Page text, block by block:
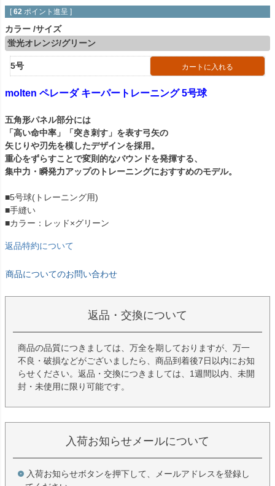
[ 62 ポイント進呈 ]
カラー サイズ
蛍光オレンジ/グリーン
5号 カートに入れる
molten ペレーダ キーパートレーニング 5号球
五角形パネル部分には
「高い命中率」「突き刺す」を表す弓矢の
矢じりや刃先を模したデザインを採用。
重心をずらすことで変則的なバウンドを発揮する、
集中力・瞬発力アップのトレーニングにおすすめのモデル。
■5号球(トレーニング用)
■手縫い
■カラー：レッド×グリーン
返品特約について
商品についてのお問い合わせ
返品・交換について
商品の品質につきましては、万全を期しておりますが、万一
不良・破損などがございましたら、商品到着後7日以内にお知
らせください。返品・交換につきましては、1週間以内、未開
封・未使用に限り可能です。
入荷お知らせメールについて
入荷お知らせボタンを押下して、メールアドレスを登録し